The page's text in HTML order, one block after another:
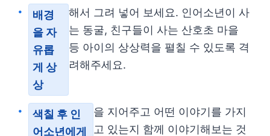
배경
을 자
유롭
게 상
상
해서 그려 넣어 보세요. 인어소년이 사
는 동굴, 친구들이 사는 산호초 마을
등 아이의 상상력을 펼칠 수 있도록 격
려해주세요.
색칠 후 인
어소년에게
을 지어주고 어떤 이야기를 가지
고 있는지 함께 이야기해보는 것